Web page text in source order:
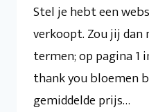
Stel je hebt een
verkoopt. Zou jij
termen; op pagina 1
thank you bloemen
gemiddelde prijs…